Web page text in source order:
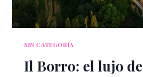
SIN CATEGORÍA
Il Borro: el lujo